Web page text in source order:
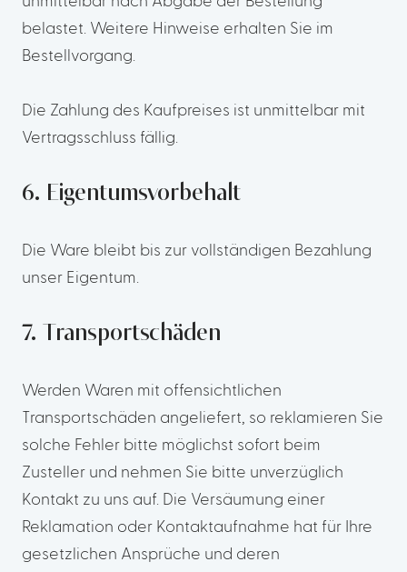
belastet. Weitere Hinweise erhalten Sie im
Bestellvorgang.
Die Zahlung des Kaufpreises ist unmittelbar mit
Vertragsschluss fällig.
6. Eigentumsvorbehalt
Die Ware bleibt bis zur vollständigen Bezahlung
unser Eigentum.
7. Transportschäden
Werden Waren mit offensichtlichen
Transportschäden angeliefert, so reklamieren Sie
solche Fehler bitte möglichst sofort beim
Zusteller und nehmen Sie bitte unverzüglich
Kontakt zu uns auf. Die Versäumung einer
Reklamation oder Kontaktaufnahme hat für Ihre
gesetzlichen Ansprüche und deren